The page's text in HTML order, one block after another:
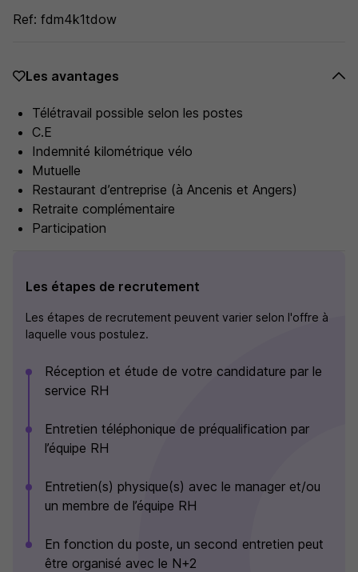
Ref: fdm4k1tdow
Les avantages
Télétravail possible selon les postes
C.E
Indemnité kilométrique vélo
Mutuelle
Restaurant d’entreprise (à Ancenis et Angers)
Retraite complémentaire
Participation
Les étapes de recrutement
Les étapes de recrutement peuvent varier selon l'offre à
laquelle vous postulez.
Réception et étude de votre candidature par le
service RH
Entretien téléphonique de préqualification par
l’équipe RH
Entretien(s) physique(s) avec le manager et/ou
un membre de l’équipe RH
En fonction du poste, un second entretien peut
être organisé avec le N+2